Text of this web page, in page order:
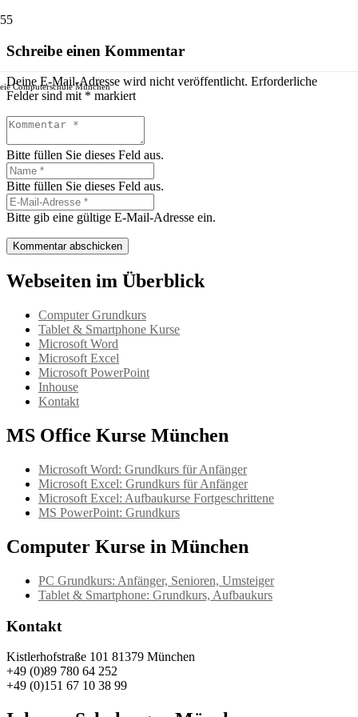
Computerschule München
Schreibe einen Kommentar
Deine E-Mail-Adresse wird nicht veröffentlicht. Erforderliche
Felder sind mit * markiert
Bitte füllen Sie dieses Feld aus.
Bitte füllen Sie dieses Feld aus.
Bitte gib eine gültige E-Mail-Adresse ein.
Kommentar abschicken
Webseiten im Überblick
Computer Grundkurs
Tablet & Smartphone Kurse
Microsoft Word
Microsoft Excel
Microsoft PowerPoint
Inhouse
Kontakt
MS Office Kurse München
Microsoft Word: Grundkurs für Anfänger
Microsoft Excel: Grundkurs für Anfänger
Microsoft Excel: Aufbaukurse Fortgeschrittene
MS PowerPoint: Grundkurs
Computer Kurse in München
PC Grundkurs: Anfänger, Senioren, Umsteiger
Tablet & Smartphone: Grundkurs, Aufbaukurs
Kontakt
Kistlerhofstraße 101 81379 München
+49 (0)89 780 64 252
+49 (0)151 67 10 38 99